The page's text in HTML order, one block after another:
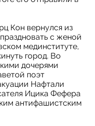
Кон вернулся из
с женой
мединституте,
город. Во
дочерями
поэт
Нафтали
Ицика Фефера
антифашистским